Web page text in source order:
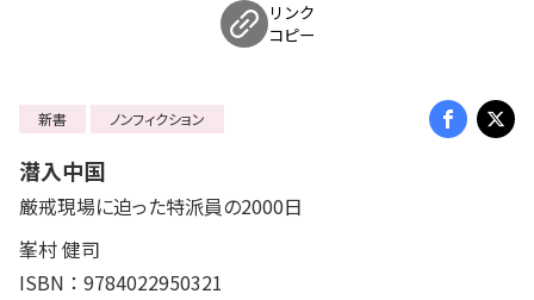
リンク
コピー
新書 ノンフィクション
潜入中国
厳戒現場に迫った特派員の2000日
峯村 健司
ISBN：9784022950321